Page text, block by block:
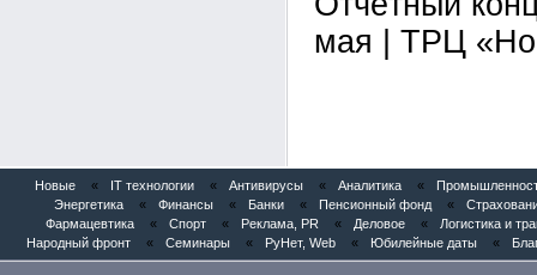
мая | ТРЦ
Новые « IT технологии « Антивирусы « Аналитика «
Энергетика
« Финансы « Банки « Пенсионный фонд «
Фармацевтика
« Спорт « Реклама, PR « Деловое «
Логистика и
Народный фронт
« Семинары « РуНет, Web « Юбилейные даты «